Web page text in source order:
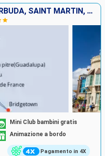
GUADALUPA, ANTIGUA E BARBUDA, SAINT MARTIN, SAN CRISTOFORO E NEVIS, DOMINICA, MARTINICA, SANTA LUCIA, BARBADOS
Pagamento in 4X
Mini Club bambini gratis
Animazione a bordo